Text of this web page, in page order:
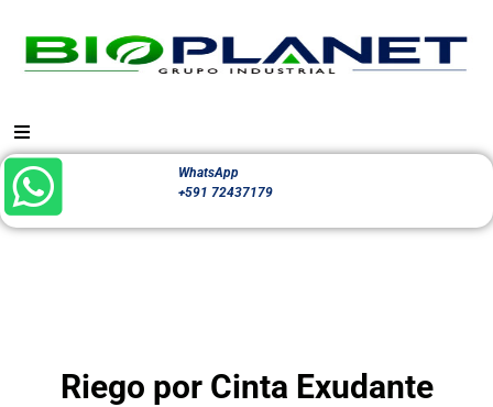
WhatsApp
+591 72437179
Riego por Cinta Exudante